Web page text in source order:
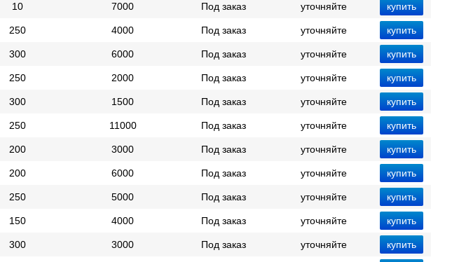
10 7000 Под заказ уточняйте
250 4000 Под заказ уточняйте
300 6000 Под заказ уточняйте
250 2000 Под заказ уточняйте
300 1500 Под заказ уточняйте
250 11000 Под заказ уточняйте
200 3000 Под заказ уточняйте
200 6000 Под заказ уточняйте
250 5000 Под заказ уточняйте
150 4000 Под заказ уточняйте
300 3000 Под заказ уточняйте